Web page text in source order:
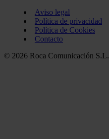
Aviso legal
Política de privacidad
Política de Cookies
Contacto
© 2026 Roca Comunicación S.L.